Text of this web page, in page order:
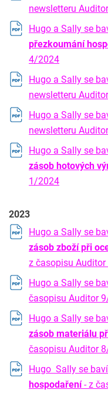
newsletteru
Hugo a Sally se
přezkoumání
4/2024
Hugo a Sally se
newsletteru
Hugo a Sally se
newsletteru
Hugo a Sally se
zásob hotových
1/2024
2023
Hugo a Sally se
zásob zboží při
z časopisu
Hugo a Sally se
časopisu Auditor
Hugo a Sally se
zásob materiálu
časopisu Auditor
Hugo Sally se
hospodaření- z